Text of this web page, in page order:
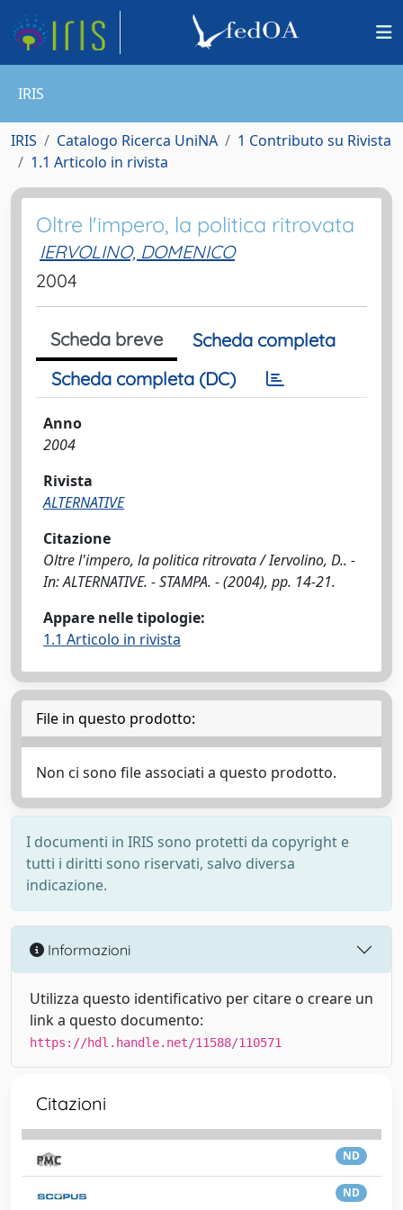
IRIS
IRIS Catalogo Ricerca UniNA
1 Contributo su Rivista
1.1 Articolo in rivista
Oltre l'impero, la politica ritrovata
IERVOLINO, DOMENICO
2004
Scheda breve
Scheda completa
Scheda completa (DC)
Anno
2004
Rivista
ALTERNATIVE
Citazione
Oltre l'impero, la politica ritrovata / Iervolino, D.. -
In: ALTERNATIVE. - STAMPA. - (2004), pp. 14-21.
Appare nelle tipologie:
1.1 Articolo in rivista
File in questo prodotto:
Non ci sono file associati a questo prodotto.
I documenti in IRIS sono protetti da copyright e
tutti i diritti sono riservati, salvo diversa
indicazione.
Informazioni
Utilizza questo identificativo per citare o creare un
link a questo documento:
https://hdl.handle.net/11588/110571
Citazioni
ND
ND